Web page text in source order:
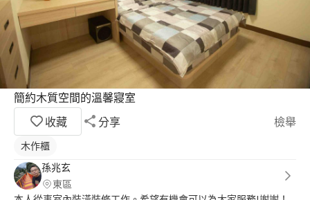
簡約木質空間的溫馨寢室
收藏
分享 檢舉
木作櫃
孫兆玄
東區